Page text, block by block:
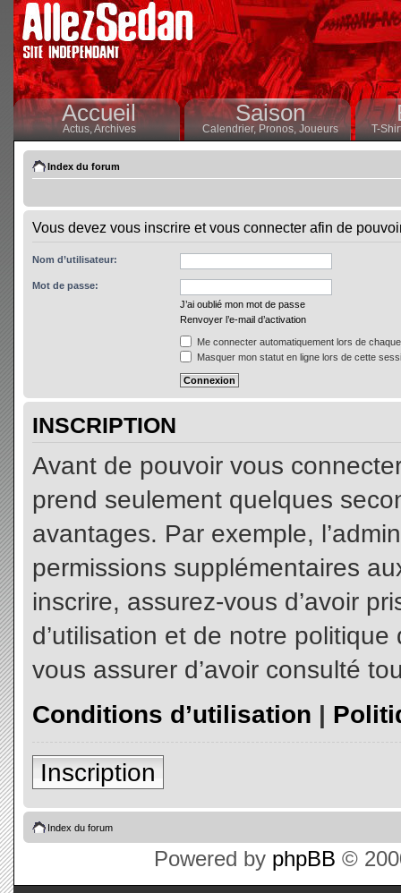
Accueil
Actus,Archives
Saison
Calendrier,Pronos, Joueurs T-
Index du forum
Vous devez vous inscrire et vous connecter afin de
Nom d’utilisateur:
Mot de passe:
J’ai oublié mon mot de passe
Renvoyer l’e-mail d’activation
Me connecter automatiquement lors de
Masquer mon statut en ligne lors de cette
INSCRIPTION
Avant de pouvoir vous
prend seulement quelques
avantages. Par exemple,
permissions supplémentaires
inscrire, assurez-vous d’avoir
d’utilisation et de notre
vous assurer d’avoir consulté
Conditions d’utilisation |
Inscription
Index du forum
Powered by phpBB ©